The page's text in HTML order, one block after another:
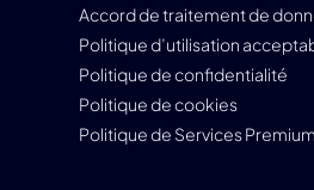
Accord de traitement de
Politique d’utilisation
Politique de confidentialité
Politique de cookies
Politique de Services Premium